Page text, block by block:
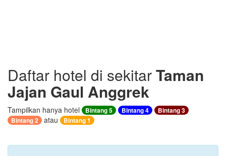
Daftar hotel di sekitarTaman
Jajan Gaul Anggrek
Tampilkan hanya hotel Bintang 5 Bintang 4
Bintang 3
Bintang 2
atau Bintang 1